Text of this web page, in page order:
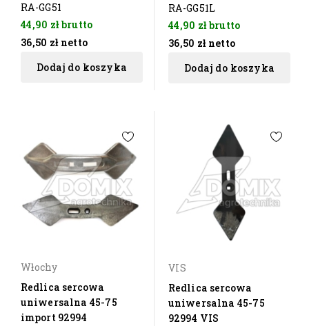
RA-GG51
44,90 złbrutto
36,50 zł netto
Dodaj do koszyka
RA-GG51L
44,90 złbrutto
36,50 zł netto
Dodaj do koszyka
Włochy
Redlica sercowa
uniwersalna 45-75
import 92994
VIS
Redlica sercowa
uniwersalna 45-75
92994 VIS